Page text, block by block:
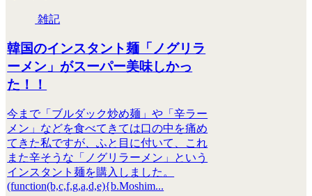
雑記
韓国のインスタント麺「ノグリラ
ーメン」がスーパー美味しかっ
た！！
今まで「ブルダック炒め麺」や「辛ラー
メン」などを食べてきては口の中を痛め
てきた私ですが、ふと目に付いて、これ
また辛そうな「ノグリラーメン」という
インスタント麺を購入しました。
(function(b,c,f,g,a,d,e){b.Moshim...